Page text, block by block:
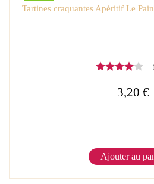
Tartines craquantes Apéritif Le
3,20 €
Ajouter au